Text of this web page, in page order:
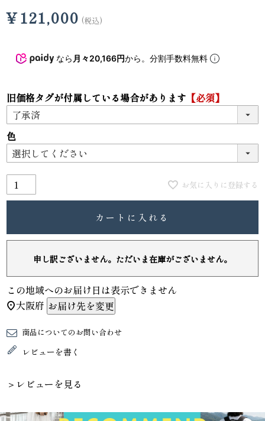
¥121,000 税込
なら 月々20,166円から。分割手数料無料
旧価格タグが付属している場合があります 【必須】
色
お気に入りに登録する
カートに入れる
申し訳ございません。ただいま在庫がございません。
この地域へのお届け日は表示できません
大阪府 お届け先を変更
商品についてのお問い合わせ
レビューを書く
＞レビューを見る